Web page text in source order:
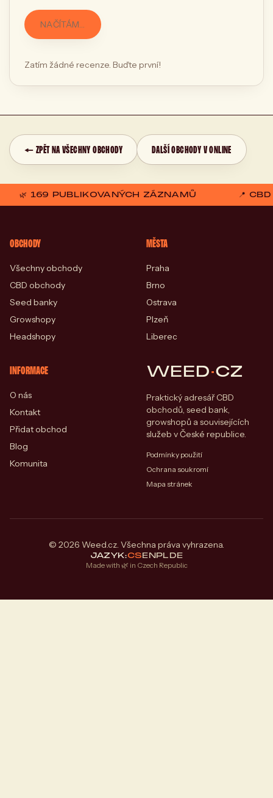
NAČÍTÁM…
Zatím žádné recenze. Buďte první!
← ZPĚT NA VŠECHNY OBCHODY DALŠÍ OBCHODY V ONLINE
🌿 169 PUBLIKOVANÝCH ZÁZNAMŮ 📍
OBCHODY
Všechny obchody
CBD obchody
Seed banky
Growshopy
Headshopy
MĚSTA
Praha
Brno
Ostrava
Plzeň
Liberec
INFORMACE
O nás
Kontakt
Přidat obchod
Blog
Komunita
WEED·CZ
Praktický adresář CBD
obchodů, seed bank,
growshopů a souvisejících
služeb v České republice.
Podmínky použití
Ochrana soukromí
Mapa stránek
© 2026 Weed.cz. Všechna práva vyhrazena.
JAZYK:CSENPLDE
Made with 🌿 in Czech Republic